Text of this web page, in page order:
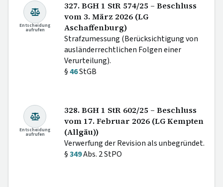
Entscheidung
aufrufen
327. BGH 1 StR 574/25 – Beschluss
vom 3. März 2026 (LG
Aschaffenburg)
Strafzumessung (Berücksichtigung von
ausländerrechtlichen Folgen einer
Verurteilung).
§46StGB
Entscheidung
aufrufen
328. BGH 1 StR 602/25 – Beschluss
vom 17. Februar 2026 (LG Kempten
(Allgäu))
Verwerfung der Revision als unbegründet.
§349Abs. 2 StPO